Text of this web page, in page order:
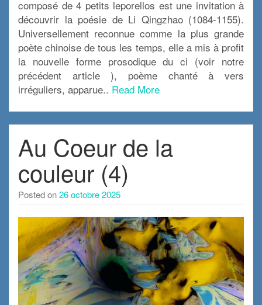
composé de 4 petits leporellos est une invitation à
découvrir la poésie de Li Qingzhao (1084-1155).
Universellement reconnue comme la plus grande
poète chinoise de tous les temps, elle a mis à profit
la nouvelle forme prosodique du ci (voir notre
précédent article ), poème chanté à vers
irréguliers, apparue.. Read More
Au Coeur de la
couleur (4)
Posted on26 octobre 2025